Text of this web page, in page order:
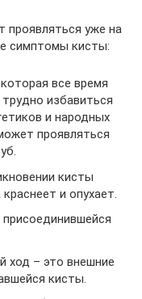
проявляться уже на
симптомы кисты:
все время
избавиться
и народных
проявляться
кисты
и опухает.
ход – это внешние
кисты.